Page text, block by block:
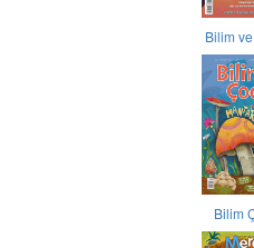
Bilim
Bilim